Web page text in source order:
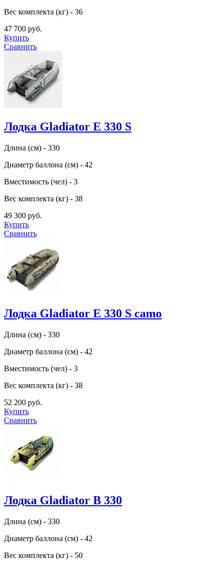
Вес комплекта (кг) - 36
47 700 руб.
Купить
Сравнить
Лодка Gladiator E 330 S
Длина (см) - 330
Диаметр баллона (см) - 42
Вместимость (чел) - 3
Вес комплекта (кг) - 38
49 300 руб.
Купить
Сравнить
Лодка Gladiator E 330 S camo
Длина (см) - 330
Диаметр баллона (см) - 42
Вместимость (чел) - 3
Вес комплекта (кг) - 38
52 200 руб.
Купить
Сравнить
Лодка Gladiator B 330
Длина (см) - 330
Диаметр баллона (см) - 42
Вес комплекта (кг) - 50